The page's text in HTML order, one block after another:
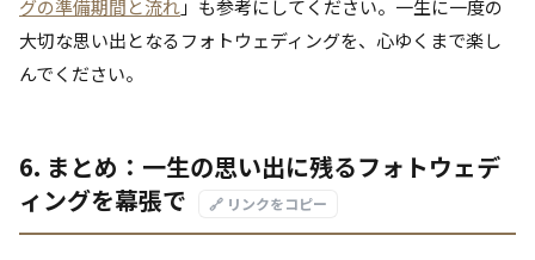
グの準備期間と流れ」も参考にしてください。一生に一度の
大切な思い出となるフォトウェディングを、心ゆくまで楽し
んでください。
6. まとめ：一生の思い出に残るフォトウェデ
ィングを幕張で
🔗 リンクをコピー